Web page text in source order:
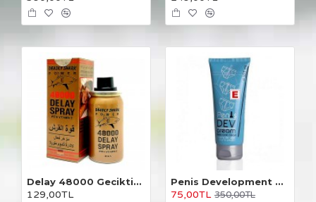
Delay 48000 Geciktirici Sprey
129,00TL
Penis Development Cream 100 ml.
75,00TL 350,00TL